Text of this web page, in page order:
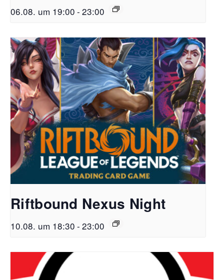
06.08. um 19:00 - 23:00
Riftbound Nexus Night
10.08. um 18:30 - 23:00